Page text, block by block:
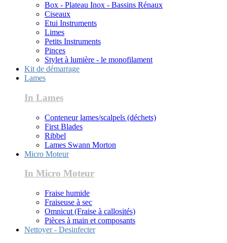
Box - Plateau Inox - Bassins Rénaux
Ciseaux
Etui Instruments
Limes
Petits Instruments
Pinces
Stylet à lumière - le monofilament
Kit de démarrage
Lames
In Lames
Conteneur lames/scalpels (déchets)
First Blades
Ribbel
Lames Swann Morton
Micro Moteur
In Micro Moteur
Fraise humide
Fraiseuse à sec
Omnicut (Fraise à callosités)
Pièces à main et composants
Nettoyer - Desinfecter